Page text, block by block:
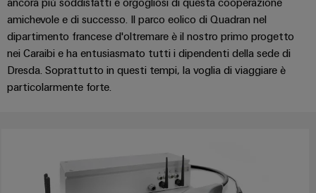
acque
reflue
Soluzioni
per
l’industria
dell’acqua
e
Idrogeno
L'idrogeno
Marcatori
Stampanti
industriali
Infrastruttura
del
amichevole e di successo. Il parco eolico di Quadran nel
dipartimento francese d'oltremare è il nostro primo progetto
nei Caraibi e ha entusiasmato tutti i dipendenti della sede di
Dresda. Soprattutto in questi tempi, la voglia di viaggiare è
particolarmente forte.